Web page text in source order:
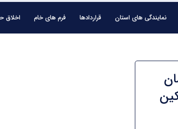
نمایندگی های استان قراردادها فرم های خام اخلاق